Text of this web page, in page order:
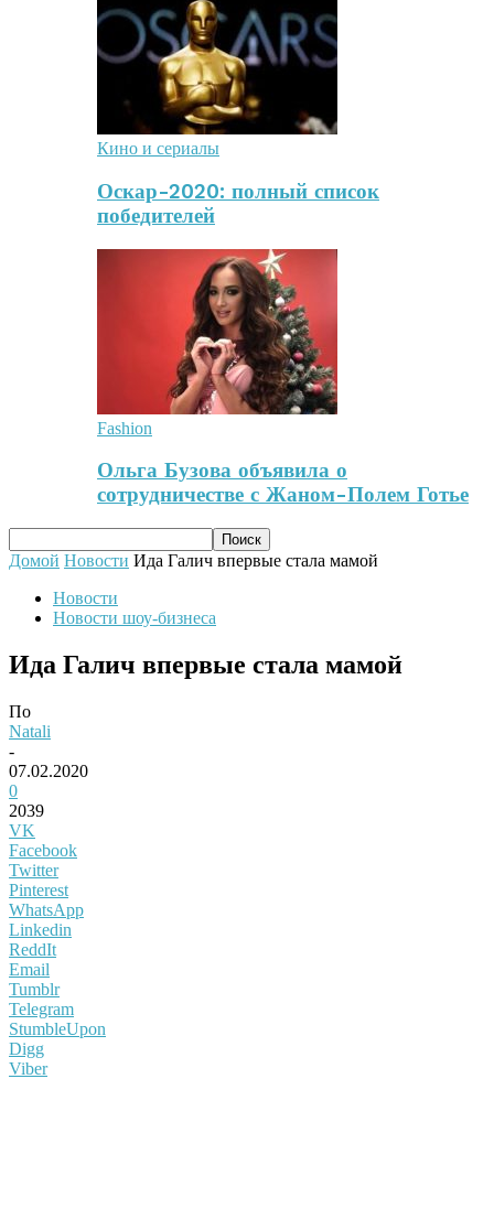
Кино и сериалы
Оскар-2020: полный список
победителей
Fashion
Ольга Бузова объявила о
сотрудничестве с Жаном-Полем Готье
Домой Новости Ида Галич впервые стала мамой
Новости
Новости шоу-бизнеса
Ида Галич впервые стала мамой
По
Natali
-
07.02.2020
0
2039
VK
Facebook
Twitter
Pinterest
WhatsApp
Linkedin
ReddIt
Email
Tumblr
Telegram
StumbleUpon
Digg
Viber